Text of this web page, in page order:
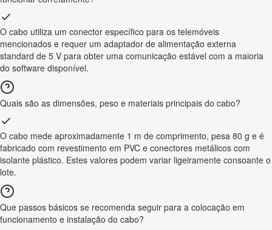
O cabo utiliza um conector específico para os telemóveis
mencionados e requer um adaptador de alimentação externa
standard de 5 V para obter uma comunicação estável com a maioria
do software disponível.
Quais são as dimensões, peso e materiais principais do cabo?
O cabo mede aproximadamente 1 m de comprimento, pesa 80 g e é
fabricado com revestimento em PVC e conectores metálicos com
isolante plástico. Estes valores podem variar ligeiramente consoante o
lote.
Que passos básicos se recomenda seguir para a colocação em
funcionamento e instalação do cabo?